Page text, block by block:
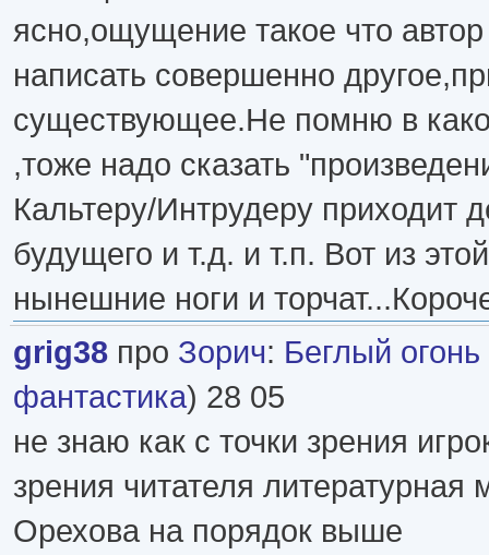
ясно,ощущение такое что
написать совершенно
существующее.Не помню в
,тоже надо сказать
Кальтеру/Интрудеру приходит
будущего и т.д. и т.п. Вот из
нынешние ноги и
grig38 про Зорич: Беглый огонь
фантастика) 28 05
не знаю как с точки зрения
зрения читателя литературная
Орехова на порядок выше